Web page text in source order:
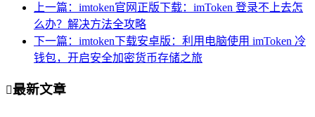
上一篇：imtoken官网正版下载：imToken 登录不上去怎
么办？解决方法全攻略
下一篇：imtoken下载安卓版：利用电脑使用 imToken 冷
钱包，开启安全加密货币存储之旅
最新文章